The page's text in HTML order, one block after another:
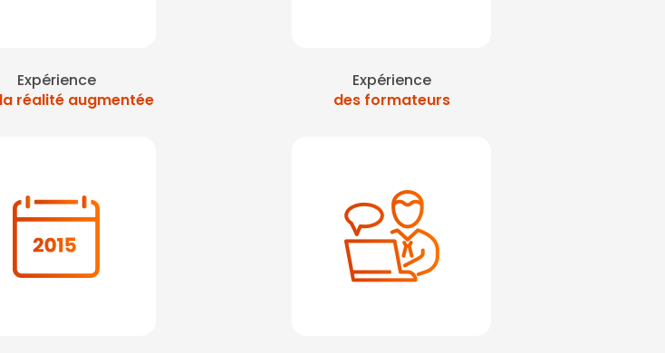
Expérience
réalité augmentée
Expérience
des formateurs